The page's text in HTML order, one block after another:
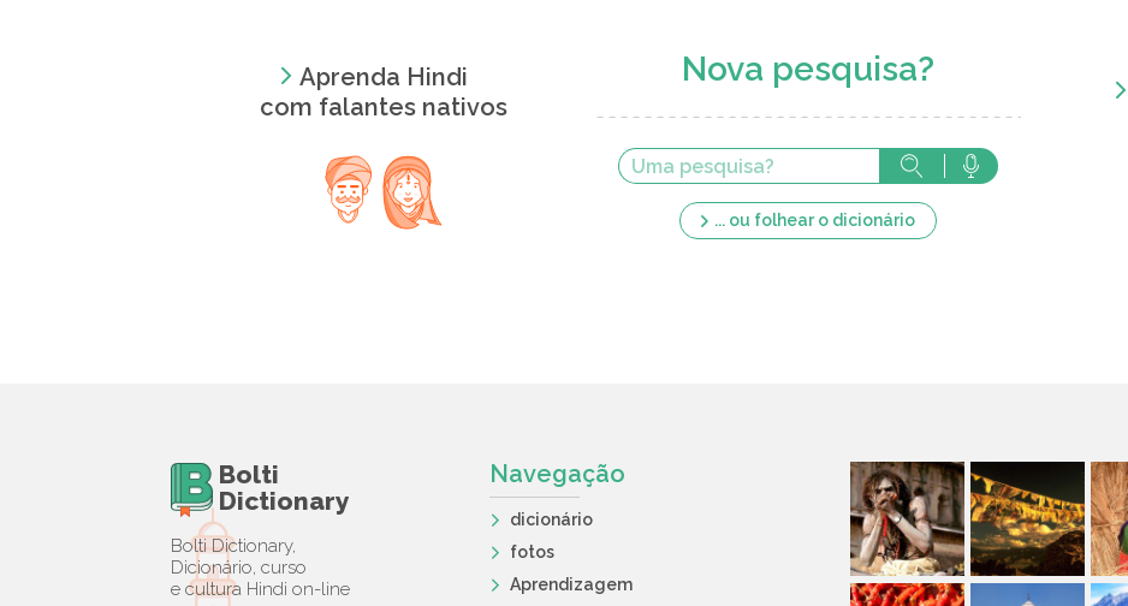
Aprenda Hindi
com falantes nativos
Nova pesquisa?
... ou folhear o dicionário
Bolti
Dictionary
Bolti Dictionary,
Dicionário, curso
e cultura Hindi on-line
Navegação
dicionário
fotos
Aprendizagem